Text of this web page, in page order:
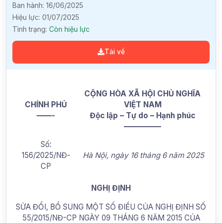
Ban hành: 16/06/2025
Hiệu lực: 01/07/2025
Tình trạng: Còn hiệu lực
Tải về
CHÍNH PHỦ
——-
CỘNG HÒA XÃ HỘI CHỦ NGHĨA
VIỆT NAM
Độc lập – Tự do – Hạnh phúc
—————
Số:
156/2025/NĐ-
CP
Hà Nội, ngày 16 tháng 6 năm 2025
NGHỊ ĐỊNH
SỬA ĐỔI, BỔ SUNG MỘT SỐ ĐIỀU CỦA NGHỊ ĐỊNH SỐ
55/2015/NĐ-CP NGÀY 09 THÁNG 6 NĂM 2015 CỦA